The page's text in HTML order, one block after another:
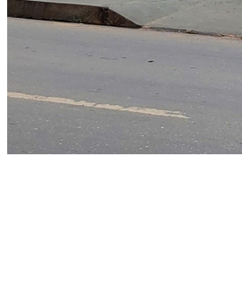
Athletico-PR